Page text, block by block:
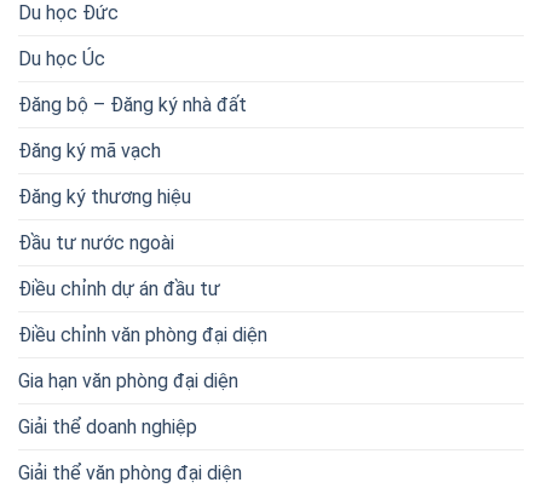
Du học Đức
Du học Úc
Đăng bộ – Đăng ký nhà đất
Đăng ký mã vạch
Đăng ký thương hiệu
Đầu tư nước ngoài
Điều chỉnh dự án đầu tư
Điều chỉnh văn phòng đại diện
Gia hạn văn phòng đại diện
Giải thể doanh nghiệp
Giải thể văn phòng đại diện